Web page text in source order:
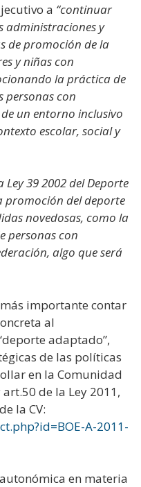
a “continuar
administraciones y
de promoción de la
y niñas con
la práctica de
personas con
un entorno inclusivo
escolar, social y
39 2002 del Deporte
promoción del deporte
novedosas, como la
personas con
algo que será
importante contar
al
adaptado”,
de las políticas
en la Comunidad
de la Ley 2011,
la CV:
A-2011-
en materia